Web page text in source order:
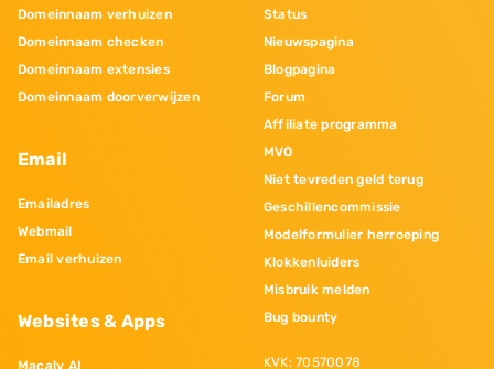
Domeinnaam verhuizen
Domeinnaam checken
Domeinnaam extensies
Domeinnaam doorverwijzen
Email
Emailadres
Webmail
Email verhuizen
Websites & Apps
Macaly AI
Status
Nieuwspagina
Blogpagina
Forum
Affiliate programma
MVO
Niet tevreden geld terug
Geschillencommissie
Modelformulier herroeping
Klokkenluiders
Misbruik melden
Bug bounty
KVK: 70570078